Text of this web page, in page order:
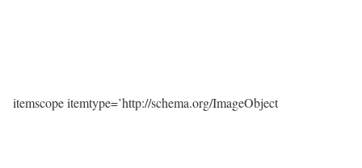
itemscope itemtype=’http://schema.org/ImageObject